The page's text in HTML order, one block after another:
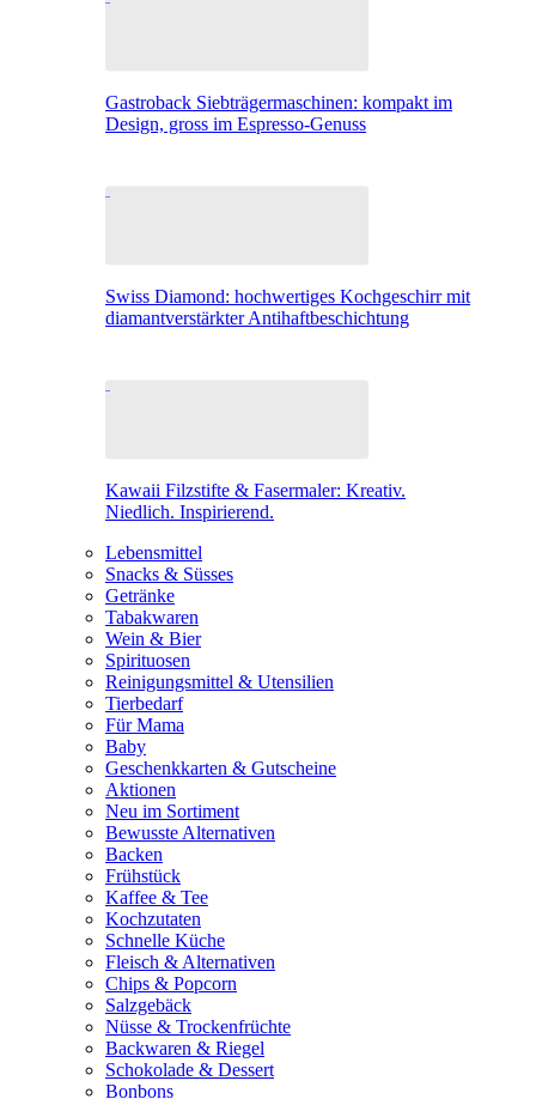
Gastroback Siebträgermaschinen: kompakt im
Design, gross im Espresso-Genuss
Swiss Diamond: hochwertiges Kochgeschirr mit
diamantverstärkter Antihaftbeschichtung
Kawaii Filzstifte & Fasermaler: Kreativ.
Niedlich. Inspirierend.
Lebensmittel
Snacks & Süsses
Getränke
Tabakwaren
Wein & Bier
Spirituosen
Reinigungsmittel & Utensilien
Tierbedarf
Für Mama
Baby
Geschenkkarten & Gutscheine
Aktionen
Neu im Sortiment
Bewusste Alternativen
Backen
Frühstück
Kaffee & Tee
Kochzutaten
Schnelle Küche
Fleisch & Alternativen
Chips & Popcorn
Salzgebäck
Nüsse & Trockenfrüchte
Backwaren & Riegel
Schokolade & Dessert
Bonbons